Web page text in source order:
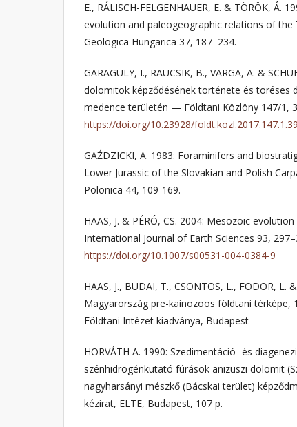
E., RÁLISCH-FELGENHAUER, E. & TÖRÖK, Á.
evolution and paleogeographic relations of
Geologica Hungarica 37, 187–234.
GARAGULY, I., RAUCSIK, B., VARGA, A. &
dolomitok képződésének története és töréses
medence területén — Földtani Közlöny 147/1,
https://doi.org/10.23928/foldt.kozl.2017.147.1.39
GAŹDZICKI, A. 1983: Foraminifers and
Lower Jurassic of the Slovakian and Polish
Polonica 44, 109-169.
HAAS, J. & PÉRÓ, CS. 2004: Mesozoic
International Journal of Earth Sciences 93,
https://doi.org/10.1007/s00531-004-0384-9
HAAS, J., BUDAI, T., CSONTOS, L., FODOR, L.
Magyarország pre-kainozoos földtani térképe,
Földtani Intézet kiadványa, Budapest
HORVÁTH A. 1990: Szedimentáció- és
szénhidrogénkutató fúrások anizuszi dolomit
nagyharsányi mészkő (Bácskai terület)
kézirat, ELTE, Budapest, 107 p.